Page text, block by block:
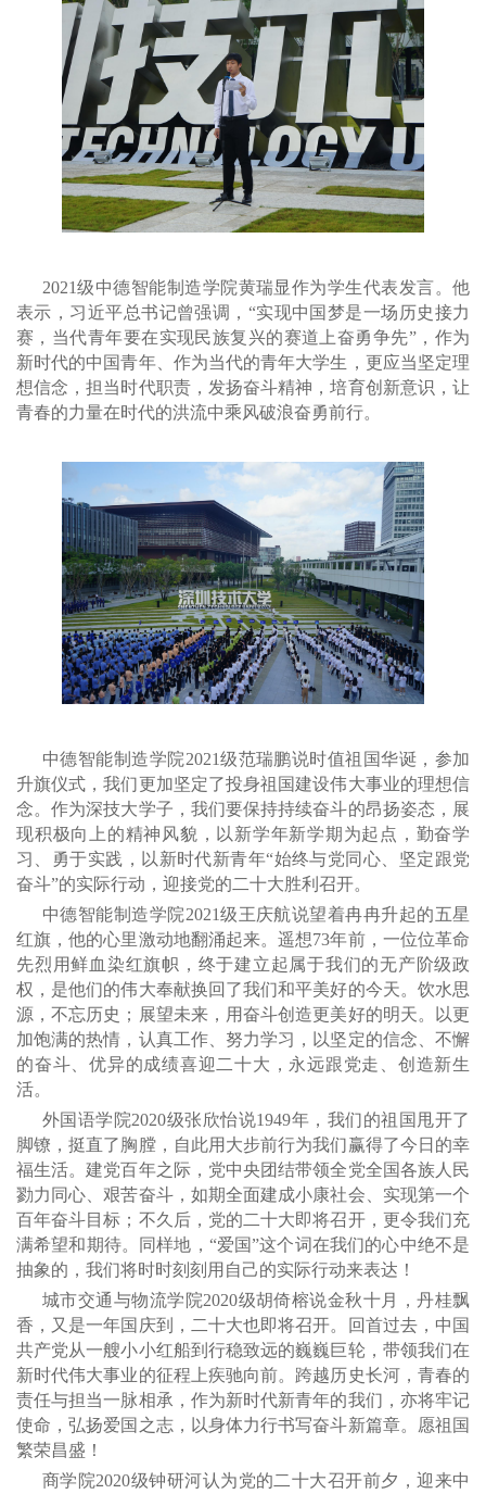
2021级中德智能制造学院黄瑞显作为学生代表发言。他
表示，习近平总书记曾强调，“实现中国梦是一场历史接力
赛，当代青年要在实现民族复兴的赛道上奋勇争先”，作为
新时代的中国青年、作为当代的青年大学生，更应当坚定理
想信念，担当时代职责，发扬奋斗精神，培育创新意识，让
青春的力量在时代的洪流中乘风破浪奋勇前行。
中德智能制造学院2021级范瑞鹏说时值祖国华诞，参加
升旗仪式，我们更加坚定了投身祖国建设伟大事业的理想信
念。作为深技大学子，我们要保持持续奋斗的昂扬姿态，展
现积极向上的精神风貌，以新学年新学期为起点，勤奋学
习、勇于实践，以新时代新青年“始终与党同心、坚定跟党
奋斗”的实际行动，迎接党的二十大胜利召开。
中德智能制造学院2021级王庆航说望着冉冉升起的五星
红旗，他的心里激动地翻涌起来。遥想73年前，一位位革命
先烈用鲜血染红旗帜，终于建立起属于我们的无产阶级政
权，是他们的伟大奉献换回了我们和平美好的今天。饮水思
源，不忘历史；展望未来，用奋斗创造更美好的明天。以更
加饱满的热情，认真工作、努力学习，以坚定的信念、不懈
的奋斗、优异的成绩喜迎二十大，永远跟党走、创造新生
活。
外国语学院2020级张欣怡说1949年，我们的祖国甩开了
脚镣，挺直了胸膛，自此用大步前行为我们赢得了今日的幸
福生活。建党百年之际，党中央团结带领全党全国各族人民
勠力同心、艰苦奋斗，如期全面建成小康社会、实现第一个
百年奋斗目标；不久后，党的二十大即将召开，更令我们充
满希望和期待。同样地，“爱国”这个词在我们的心中绝不是
抽象的，我们将时时刻刻用自己的实际行动来表达！
城市交通与物流学院2020级胡倚榕说金秋十月，丹桂飘
香，又是一年国庆到，二十大也即将召开。回首过去，中国
共产党从一艘小小红船到行稳致远的巍巍巨轮，带领我们在
新时代伟大事业的征程上疾驰向前。跨越历史长河，青春的
责任与担当一脉相承，作为新时代新青年的我们，亦将牢记
使命，弘扬爱国之志，以身体力行书写奋斗新篇章。愿祖国
繁荣昌盛！
商学院2020级钟研河认为党的二十大召开前夕，迎来中